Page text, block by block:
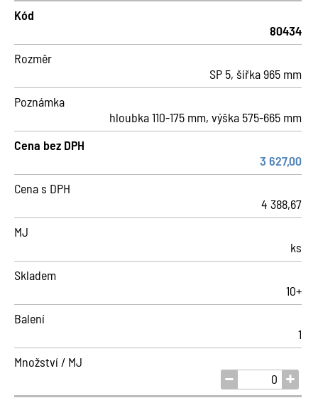
Kód
80434
Rozměr
SP 5, šířka 965 mm
Poznámka
hloubka 110-175 mm, výška 575-665 mm
Cena bez DPH
3 627,00
Cena s DPH
4 388,67
MJ
ks
Skladem
10+
Balení
1
Množství / MJ